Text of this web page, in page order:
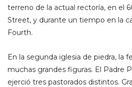
terreno de la actual rectoría, en el
Street, y durante un tiempo en la
Fourth.
En la segunda iglesia de piedra, la
muchas grandes figuras. El Padre
ejerció tres pastorados distintos.